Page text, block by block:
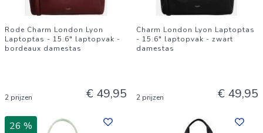
Rode Charm London Lyon
Laptoptas - 15.6" laptopvak -
bordeaux damestas
2 prijzen € 49,95
Charm London Lyon Laptoptas
- 15.6" laptopvak - zwart
damestas
2 prijzen € 49,95
26 %